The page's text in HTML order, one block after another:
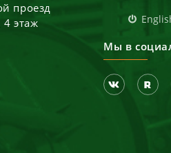
проезд
этаж
Мы в